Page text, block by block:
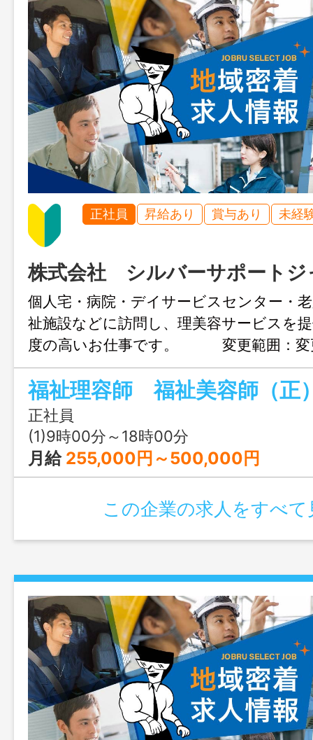
正社員 昇給あり 賞与あり 未経
株式会社 シルバーサポートジ
個人宅・病院・デイサービスセンター・
祉施設などに訪問し、理美容サービスを
度の高いお仕事です。 変更範囲：変
福祉理容師 福祉美容師（正
正社員
(1)9時00分～18時00分
月給 255,000円～500,000円
この企業の求人をすべて